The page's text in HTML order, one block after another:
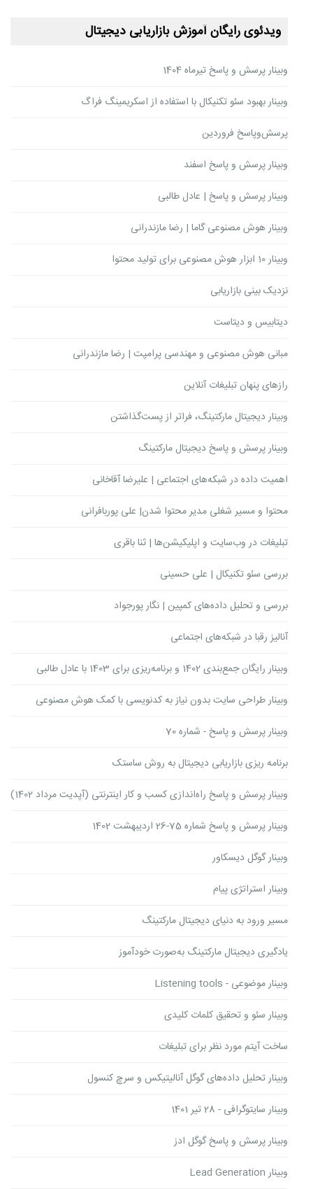
ویدئوی رایگان آموزش بازاریابی دیجیتال
وبینار پرسش و پاسخ تیرماه 1404
وبینار بهبود سئو تکنیکال با استفاده از اسکریمینگ فراگ
پرسش‌وپاسخ فروردین
وبینار پرسش و پاسخ اسفند
وبینار پرسش و پاسخ | عادل طالبی
وبینار هوش مصنوعی گاما | رضا مازندرانی
وبینار 10 ابزار هوش مصنوعی برای تولید محتوا
نزدیک بینی بازاریابی
دیتابیس و دیتاست
مبانی هوش مصنوعی و مهندسی پرامپت | رضا مازندرانی
رازهای پنهان تبلیغات آنلاین
وبینار دیجیتال مارکتینگ، فراتر از پست‌گذاشتن
وبینار پرسش و پاسخ دیجیتال مارکتینگ
اهمیت داده در شبکه‌های اجتماعی | علیرضا آقاخانی
محتوا و مسیر شغلی مدیر محتوا شدن| علی پوربافرانی
تبلیغات در وب‌سایت و اپلیکیشن‌ها | ثنا باقری
بررسی سئو تکنیکال | علی حسینی
بررسی و تحلیل داده‌های کمپین | نگار پورجواد
آنالیز رقبا در شبکه‌های اجتماعی
وبینار رایگان جمع‌بندی 1402 و برنامه‌ریزی برای 1403 با عادل طالبی
وبینار ‌طراحی سایت بدون نیاز به کدنویسی با کمک هوش مصنوعی
وبینار پرسش و پاسخ - شماره 70
برنامه ریزی بازاریابی دیجیتال به روش ساستک
وبینار پرسش و پاسخ راه‌اندازی کسب و کار اینترنتی (آپدیت مرداد 1402)
وبینار پرسش و پاسخ شماره 75-26 اردیبهشت 1402
وبینار گوگل دیسکاور
وبینار استراتژی پیام
مسیر ورود به دنیای دیجیتال مارکتینگ
یادگیری دیجیتال مارکتینگ به‌صورت خودآموز
وبینار موضوعی - Listening tools
وبینار سئو و تحقیق کلمات کلیدی
ساخت آیتم مورد نظر برای تبلیغات
وبینار تحلیل داده‌های گوگل آنالیتیکس و سرچ کنسول
وبینار سایتوگرافی - 28 تیر 1401
وبینار پرسش و پاسخ گوگل ادز
وبینار Lead Generation